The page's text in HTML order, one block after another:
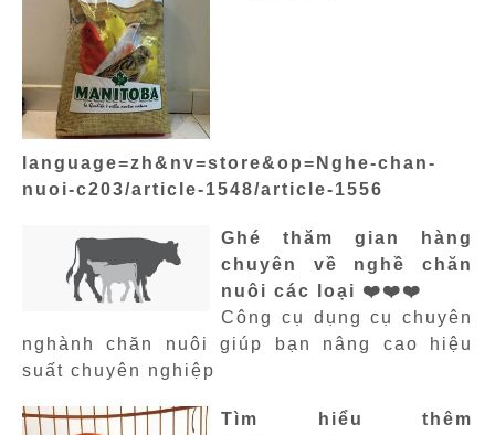
language=zh&nv=store&op=Nghe-chan-
nuoi-c203/article-1548/article-1556
Ghé thăm gian hàng
chuyên về nghề chăn
nuôi các loại ❤️❤️❤️
Công cụ dụng cụ chuyên
nghành chăn nuôi giúp bạn nâng cao hiệu
suất chuyên nghiệp
Tìm hiểu thêm